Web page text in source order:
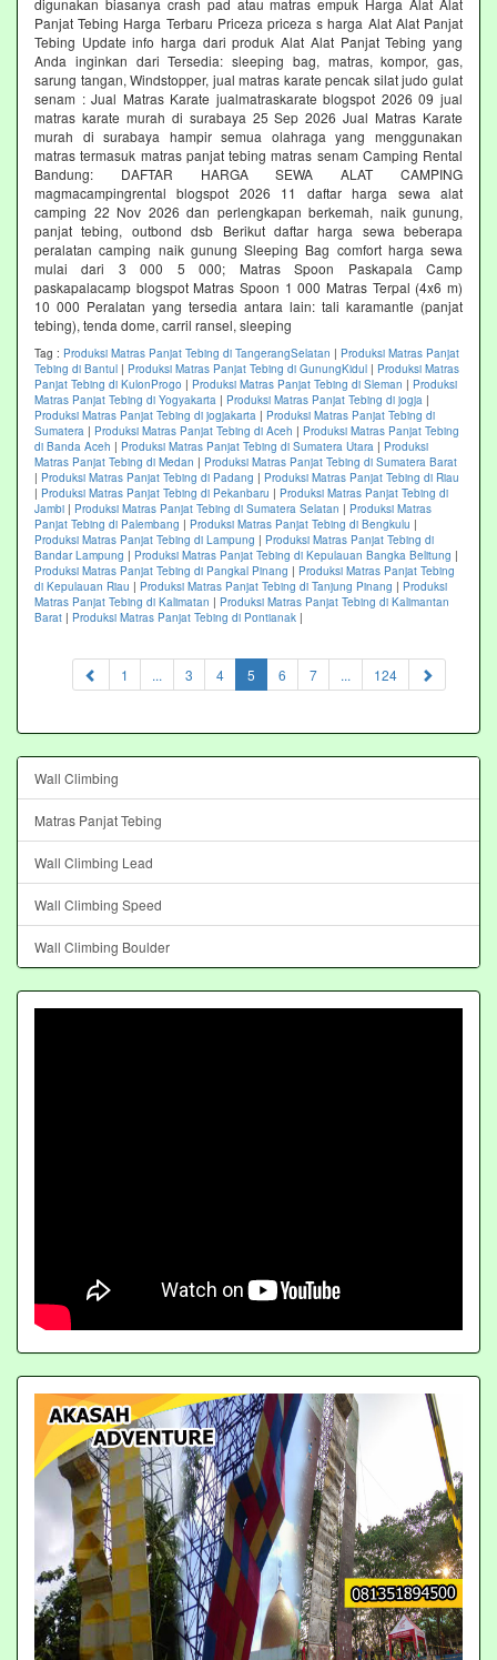
digunakan biasanya crash pad atau matras empuk Harga Alat Alat
Panjat Tebing Harga Terbaru Priceza priceza s harga Alat Alat Panjat
Tebing Update info harga dari produk Alat Alat Panjat Tebing yang
Anda inginkan dari Tersedia: sleeping bag, matras, kompor, gas,
sarung tangan, Windstopper, jual matras karate pencak silat judo gulat
senam : Jual Matras Karate jualmatraskarate blogspot 2026 09 jual
matras karate murah di surabaya 25 Sep 2026 Jual Matras Karate
murah di surabaya hampir semua olahraga yang menggunakan
matras termasuk matras panjat tebing matras senam Camping Rental
Bandung: DAFTAR HARGA SEWA ALAT CAMPING
magmacampingrental blogspot 2026 11 daftar harga sewa alat
camping 22 Nov 2026 dan perlengkapan berkemah, naik gunung,
panjat tebing, outbond dsb Berikut daftar harga sewa beberapa
peralatan camping naik gunung Sleeping Bag comfort harga sewa
mulai dari 3 000 5 000; Matras Spoon Paskapala Camp
paskapalacamp blogspot Matras Spoon 1 000 Matras Terpal (4x6 m)
10 000 Peralatan yang tersedia antara lain: tali karamantle (panjat
tebing), tenda dome, carril ransel, sleeping
Tag : Produksi Matras Panjat Tebing di TangerangSelatan | Produksi Matras Panjat
Tebing di Bantul | Produksi Matras Panjat Tebing di GunungKidul | Produksi Matras
Panjat Tebing di KulonProgo | Produksi Matras Panjat Tebing di Sleman | Produksi
Matras Panjat Tebing di Yogyakarta | Produksi Matras Panjat Tebing di jogja |
Produksi Matras Panjat Tebing di jogjakarta | Produksi Matras Panjat Tebing di
Sumatera | Produksi Matras Panjat Tebing di Aceh | Produksi Matras Panjat Tebing
di Banda Aceh | Produksi Matras Panjat Tebing di Sumatera Utara | Produksi
Matras Panjat Tebing di Medan | Produksi Matras Panjat Tebing di Sumatera Barat
| Produksi Matras Panjat Tebing di Padang | Produksi Matras Panjat Tebing di Riau
| Produksi Matras Panjat Tebing di Pekanbaru | Produksi Matras Panjat Tebing di
Jambi | Produksi Matras Panjat Tebing di Sumatera Selatan | Produksi Matras
Panjat Tebing di Palembang | Produksi Matras Panjat Tebing di Bengkulu |
Produksi Matras Panjat Tebing di Lampung | Produksi Matras Panjat Tebing di
Bandar Lampung | Produksi Matras Panjat Tebing di Kepulauan Bangka Belitung |
Produksi Matras Panjat Tebing di Pangkal Pinang | Produksi Matras Panjat Tebing
di Kepulauan Riau | Produksi Matras Panjat Tebing di Tanjung Pinang | Produksi
Matras Panjat Tebing di Kalimatan | Produksi Matras Panjat Tebing di Kalimantan
Barat | Produksi Matras Panjat Tebing di Pontianak |
1 ... 3 4 5 (current)
6 7 ... 124
Wall Climbing
Matras Panjat Tebing
Wall Climbing Lead
Wall Climbing Speed
Wall Climbing Boulder